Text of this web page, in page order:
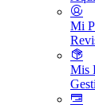
Mi
Mis